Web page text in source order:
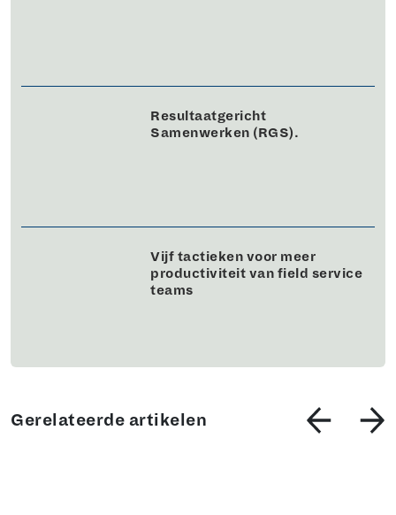
Resultaatgericht
Samenwerken (RGS).
Vijf tactieken voor meer
productiviteit van field service
teams
Gerelateerde artikelen